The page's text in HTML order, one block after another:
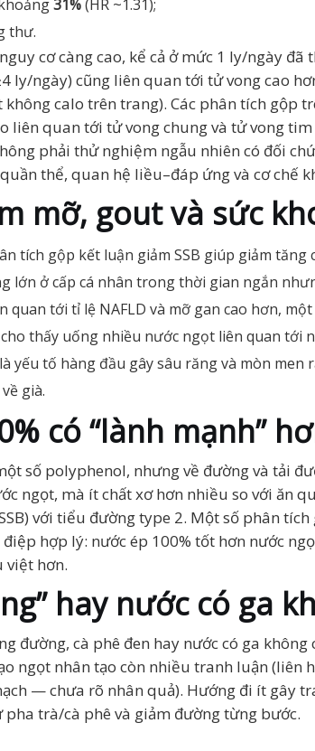
31%(HR ~1.31);
thư.
cơ càng cao, kể cả ở mức 1 ly/ngày
ly/ngày) cũng liên quan tới tử vong cao
calo trên trang). Các phân tích gộp
liên quan tới tử vong chung và tử vong tim
phải thử nghiệm ngẫu nhiên có đối
thể, quan hệ liều–đáp ứng và cơ chế
mỡ, gout và sức
tích gộp kết luận giảm SSB giúp giảm
lớn ở cấp cá nhân trong thời gian ngắn
quan tới tỉ lệ NAFLD và mỡ gan cao hơn,
thấy uống nhiều nước ngọt liên quan tới
yếu tố hàng đầu gây sâu răng và mòn
già.
có “lành mạnh”
số polyphenol, nhưng về đường và tải
ngọt, mà ít chất xơ hơn nhiều so với ăn
với tiểu đường type 2. Một số phân
hợp lý: nước ép 100% tốt hơn nước
việt hơn.
hay nước có ga
đường, cà phê đen hay nước có ga
ngọt nhân tạo còn nhiều tranh luận
— chưa rõ nhân quả). Hướng đi ít gây
trà/cà phê và giảm đường từng bước.